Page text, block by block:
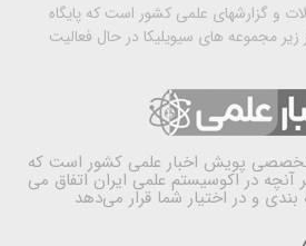
و گزارشهای علمی کشور است که پایگاه
زیر مجموعه های سیویلیکا در حال فعالیت
پویش اخبار علمی کشور است که
در اکوسیستم علمی ایران اتفاق می
بندی و در اختیار شما قرار می‌دهد